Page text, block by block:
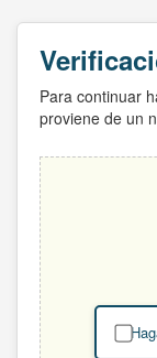
Para continuar
proviene de un